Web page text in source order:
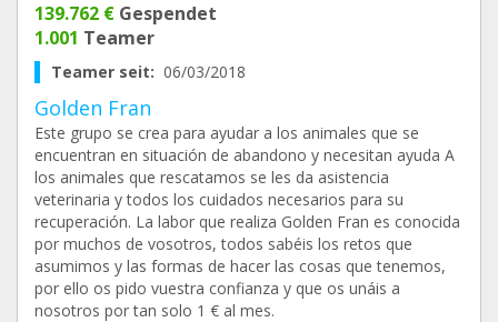
139.762 € Gespendet
1.001 Teamer
Teamer seit: 06/03/2018
Golden Fran
Este grupo se crea para ayudar a los animales que se
encuentran en situación de abandono y necesitan ayuda A
los animales que rescatamos se les da asistencia
veterinaria y todos los cuidados necesarios para su
recuperación. La labor que realiza Golden Fran es conocida
por muchos de vosotros, todos sabéis los retos que
asumimos y las formas de hacer las cosas que tenemos,
por ello os pido vuestra confianza y que os unáis a
nosotros por tan solo 1 € al mes.